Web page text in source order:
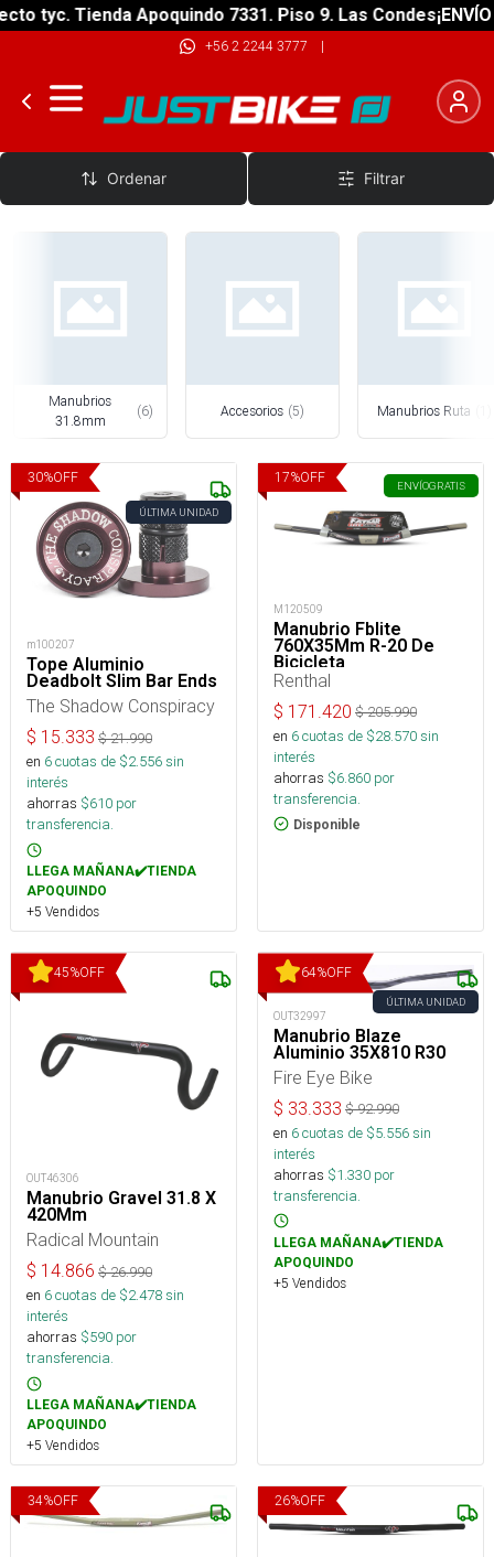
tyc. Tienda Apoquindo 7331. Piso 9. Las Condes¡ENVÍO
+56 2 2244 3777 |
Manubrios y Accesorios
Ordenar Filtrar
Manubrios
31.8mm
(6) Accesorios (5) Manubrios Ruta
30%OFF
ÚLTIMA UNIDAD
m100207
Tope Aluminio
Deadbolt Slim Bar Ends
The Shadow Conspiracy
$ 15.333 $21.990
en 6cuotas de $2.556sin
interés
ahorras $610 por
transferencia.
LLEGA MAÑANA✔️TIENDA
APOQUINDO
+5 Vendidos
17%OFF
ENVÍOGRATIS
M120509
Manubrio Fblite
760X35Mm R-20 De
Bicicleta
Renthal
$ 171.420 $205.990
en 6cuotas de $28.570sin
interés
ahorras $6.860 por
transferencia.
Disponible
45%OFF
OUT46306
Manubrio Gravel 31.8 X
420Mm
Radical Mountain
$ 14.866 $26.990
en 6cuotas de $2.478sin
interés
ahorras $590 por
transferencia.
LLEGA MAÑANA✔️TIENDA
APOQUINDO
+5 Vendidos
64%OFF
ÚLTIMA UNIDAD
OUT32997
Manubrio Blaze
Aluminio 35X810 R30
Fire Eye Bike
$ 33.333 $92.990
en 6cuotas de $5.556sin
interés
ahorras $1.330 por
transferencia.
LLEGA MAÑANA✔️TIENDA
APOQUINDO
+5 Vendidos
34%OFF 26%OFF